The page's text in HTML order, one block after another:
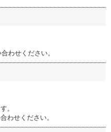
わせください。
。
わせください。